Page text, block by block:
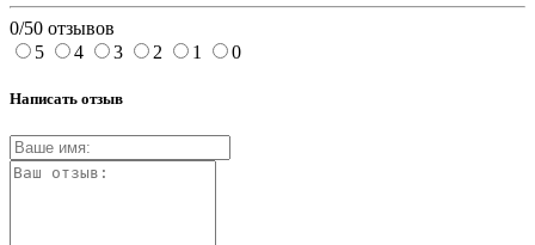
0/50 отзывов
5
4 3 2 1 0
Написать отзыв